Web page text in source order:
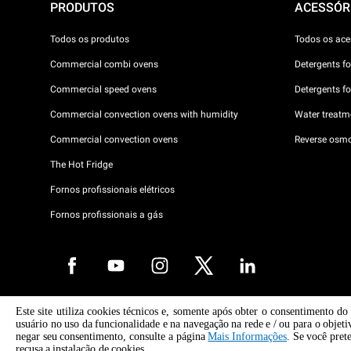
PRODUTOS
Todos os produtos
Commercial combi ovens
Commercial speed ovens
Commercial convection ovens with humidity
Commercial convection ovens
The Hot Fridge
Fornos profissionais elétricos
Fornos profissionais a gás
Todos os
Detergents
Detergents
Water
Reverse
copyright 2026 UNOX S.p.A. Todos os direitos reservados. Reg. Imp
04230750285 -. R.E.A. Pádua 372 835 - Cap. Soc € 5.000.000 i.v -. IVA
04230750285 - IT WEEE Reg. No. IT08020000000377
Este site utiliza cookies técnicos e, somente após obter o consentimento
usuário no uso da funcionalidade e na navegação na rede e / ou para o
negar seu consentimento, consulte a páginaMais Informações. Se você